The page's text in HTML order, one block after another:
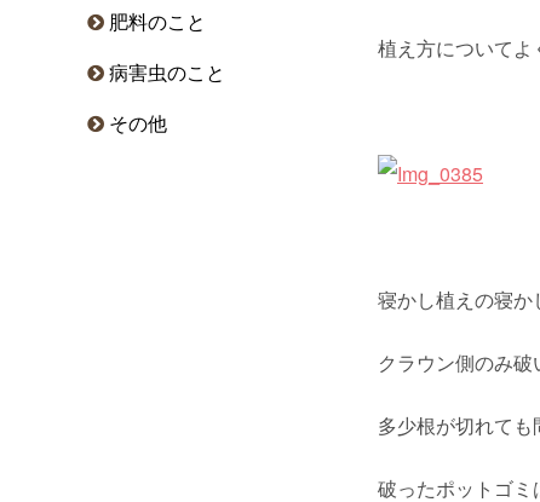
植え方についてよ
寝かし植えの寝か
クラウン側のみ破
多少根が切れても
破ったポットゴミ
肥料のこと
病害虫のこと
その他